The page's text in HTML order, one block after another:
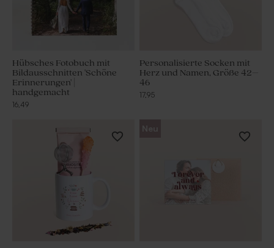
Hübsches Fotobuch mit
Bildausschnitten 'Schöne
Erinnerungen' |
handgemacht
16,49
Personalisierte Socken mit
Herz und Namen, Größe 42–
46
17,95
Neu